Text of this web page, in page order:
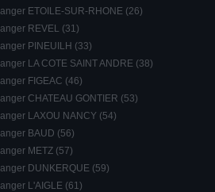
ETOILE-SUR-RHONE (26)
REVEL (31)
PINEUILH (33)
LA COTE SAINT ANDRE (38)
FIGEAC (46)
CHATEAU GONTIER (53)
LAXOU NANCY (54)
BAUD (56)
METZ (57)
DUNKERQUE (59)
L'AIGLE (61)